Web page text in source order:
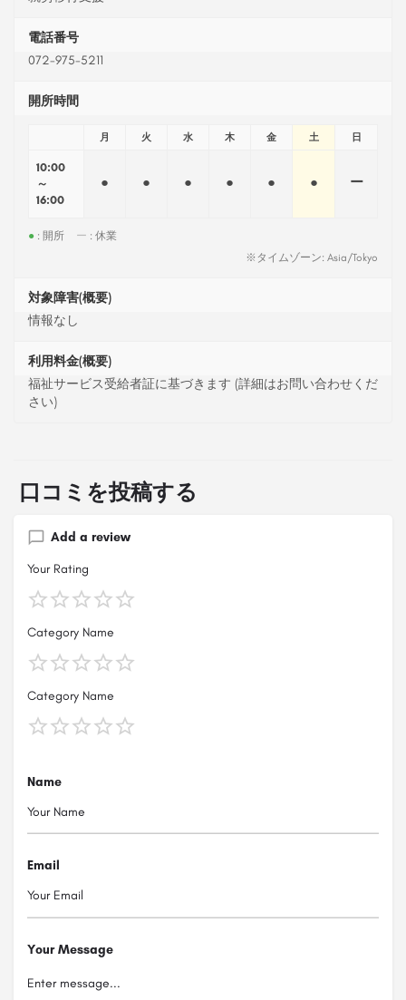
電話番号
072-975-5211
開所時間
月 火 水 木 金 土 日
10:00
～
16:00
● ● ● ● ● ● ー
● : 開所 ー : 休業
※タイムゾーン: Asia/Tokyo
対象障害(概要)
情報なし
利用料金(概要)
福祉サービス受給者証に基づきます (詳細はお問い合わせくだ
さい)
口コミを投稿する
Add a review
Your Rating
Category Name
Category Name
Name
Email
Your Message